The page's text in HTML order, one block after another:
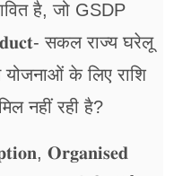
है, जो GSDP
सकल राज्य घरेलू
के लिए राशि
नहीं रही है?
𝐎𝐫𝐠𝐚𝐧𝐢𝐬𝐞𝐝